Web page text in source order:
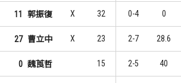
11 郭振復 X 32 0-4 0
27 曹立中 X 23 2-7 28.6
0 魏莨哲 15 2-5 40